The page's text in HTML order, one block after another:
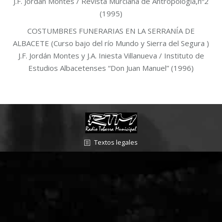
(1995)
COSTUMBRES FUNERARIAS EN LA SERRANÍA DE
ALBACETE (Curso bajo del río Mundo y Sierra del Segura )
J.F. Jordán Montes y J.A. Iniesta Villanueva / Instituto de
Estudios Albacetenses “Don Juan Manuel” (1996)
Textos legales